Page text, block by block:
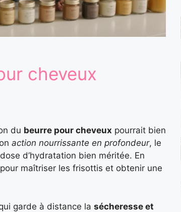
cheveux
du beurre pour cheveux pourrait bien
action nourrissante en profondeur, le
d’hydratation bien méritée. En
maîtriser les frisottis et obtenir une
garde à distance la sécheresse et